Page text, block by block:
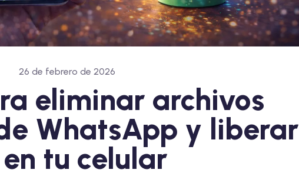
26 de febrero de 2026
eliminar archivos
WhatsApp y liberar
tu celular